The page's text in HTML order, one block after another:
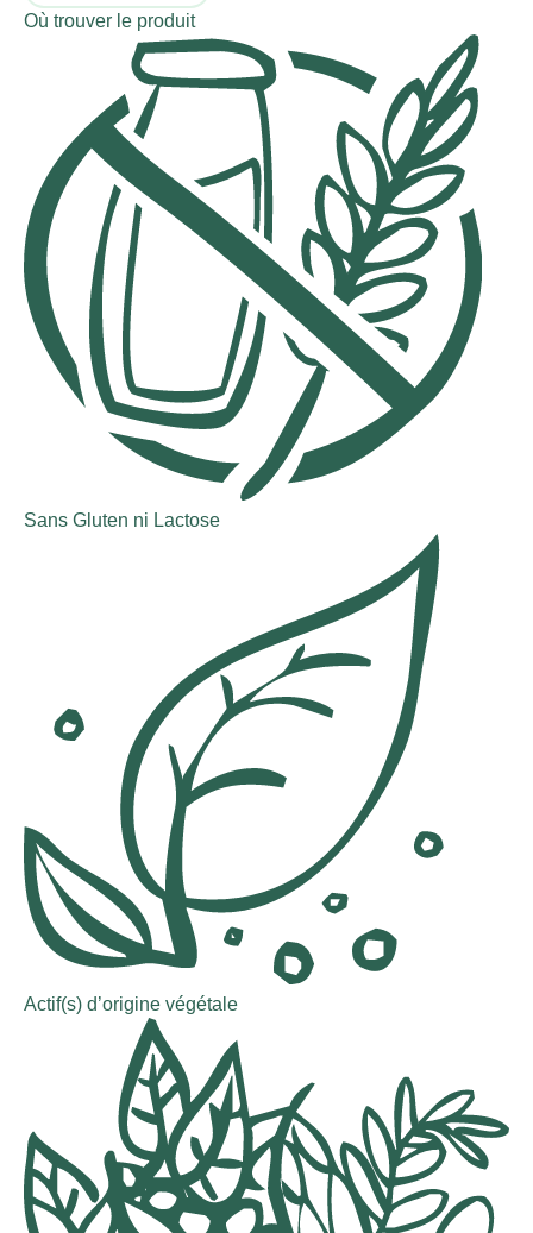
Où trouver le produit
Sans Gluten ni Lactose
Actif(s) d’origine végétale